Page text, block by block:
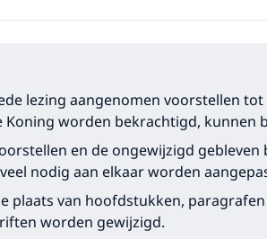
lezing aangenomen voorstellen
worden bekrachtigd, kunnen
en de ongewijzigd gebleven
nodig aan elkaar worden
plaats van hoofdstukken,
worden gewijzigd.